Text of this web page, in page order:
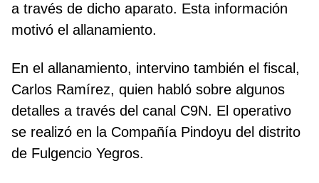
a través de dicho aparato. Esta información
motivó el allanamiento.
En el allanamiento, intervino también el fiscal,
Carlos Ramírez, quien habló sobre algunos
detalles a través del canal C9N. El operativo
se realizó en la Compañía Pindoyu del distrito
de Fulgencio Yegros.